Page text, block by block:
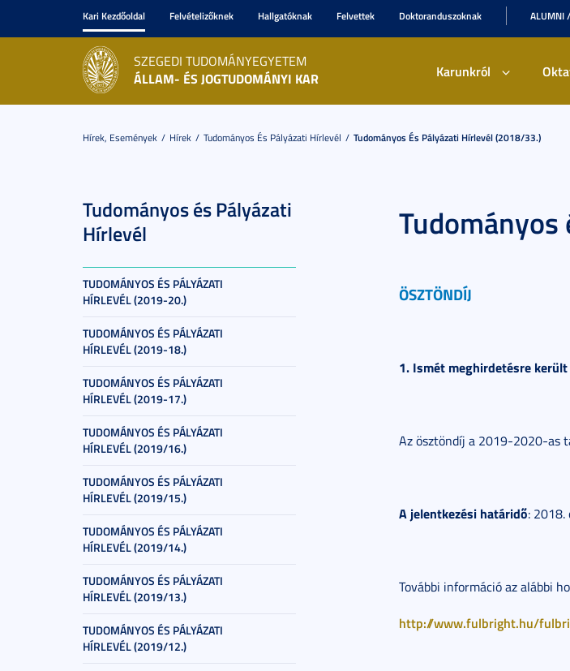
Kari Kezdőoldal Felvételizőknek Hallgatóknak Felvettek Doktoranduszoknak ALUMNI
SZEGEDI TUDOMÁNYEGYETEM
ÁLLAM- ÉS JOGTUDOMÁNYI KAR Karunkról
Hírek, Események Hírek Tudományos És Pályázati Hírlevél Tudományos És Pályázati Hírlevél (2018/33.)
Tudományos és Pályázati
Hírlevél
TUDOMÁNYOS ÉS PÁLYÁZATI
HÍRLEVÉL (2019-20.)
TUDOMÁNYOS ÉS PÁLYÁZATI
HÍRLEVÉL (2019-18.)
TUDOMÁNYOS ÉS PÁLYÁZATI
HÍRLEVÉL (2019-17.)
TUDOMÁNYOS ÉS PÁLYÁZATI
HÍRLEVÉL (2019/16.)
TUDOMÁNYOS ÉS PÁLYÁZATI
HÍRLEVÉL (2019/15.)
TUDOMÁNYOS ÉS PÁLYÁZATI
HÍRLEVÉL (2019/14.)
TUDOMÁNYOS ÉS PÁLYÁZATI
HÍRLEVÉL (2019/13.)
TUDOMÁNYOS ÉS PÁLYÁZATI
HÍRLEVÉL (2019/12.)
ÖSZTÖNDÍJ
1. Ismét meghirdetésre
Az ösztöndíj a 2019-2020-as
A jelentkezési határidő: 2018.
További információ az alábbi
http://www.fulbright.hu/